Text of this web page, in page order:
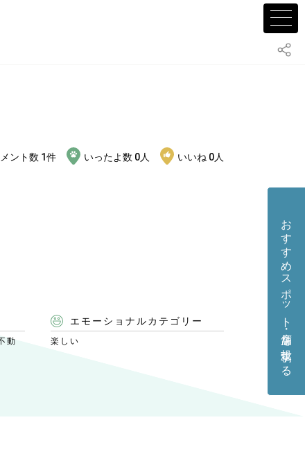
おすすめスポット・店舗を投稿する
ント数 1件 いったよ数 0人 いいね 0人
動
エモーショナルカテゴリー
楽しい